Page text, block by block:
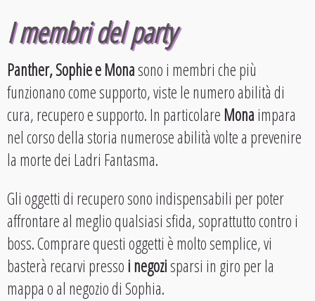
I membri del party
Panther, Sophie e Monasono i membri che più
funzionano come supporto, viste le numero abilità di
cura, recupero e supporto. In particolareMonaimpara
nel corso della storia numerose abilità volte a prevenire
la morte dei Ladri Fantasma.
Gli oggetti di recupero sono indispensabili per poter
affrontare al meglio qualsiasi sfida, soprattutto contro i
boss. Comprare questi oggetti è molto semplice, vi
basterà recarvi pressoi negozisparsi in giro per la
mappa o al negozio di Sophia.